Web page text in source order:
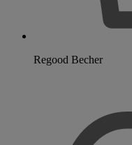
Regood Becher